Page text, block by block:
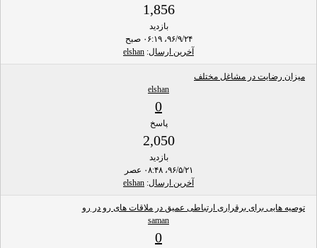
1,856
بازدید
۹۶/۹/۲۴، ۰۶:۱۹ صبح
آخرین ارسال:
elshan
میزان رضایت در مشاغل مختلف
elshan
0
پاسخ
2,050
بازدید
۹۶/۵/۲۱، ۰۸:۴۸ عصر
آخرین ارسال:
elshan
توصیه هایی برای برقراری ارتباطی عمیق در ملاقات های رو در رو
saman
0